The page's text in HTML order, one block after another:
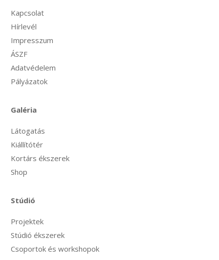
Kapcsolat
Hírlevél
Impresszum
ÁSZF
Adatvédelem
Pályázatok
Galéria
Látogatás
Kiállítótér
Kortárs ékszerek
Shop
Stúdió
Projektek
Stúdió ékszerek
Csoportok és workshopok